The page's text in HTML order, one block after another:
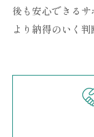
後も安心できるサ
より納得のいく判